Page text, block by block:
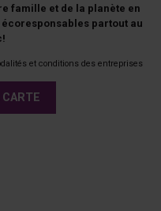
famille et de la planète en
partout au
et conditions des entreprises